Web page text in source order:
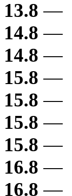
13.8 —
14.8 —
14.8 —
15.8 —
15.8 —
15.8 —
15.8 —
16.8 —
16.8 —